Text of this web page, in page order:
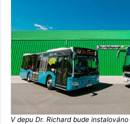
V depu Dr. Richard bude